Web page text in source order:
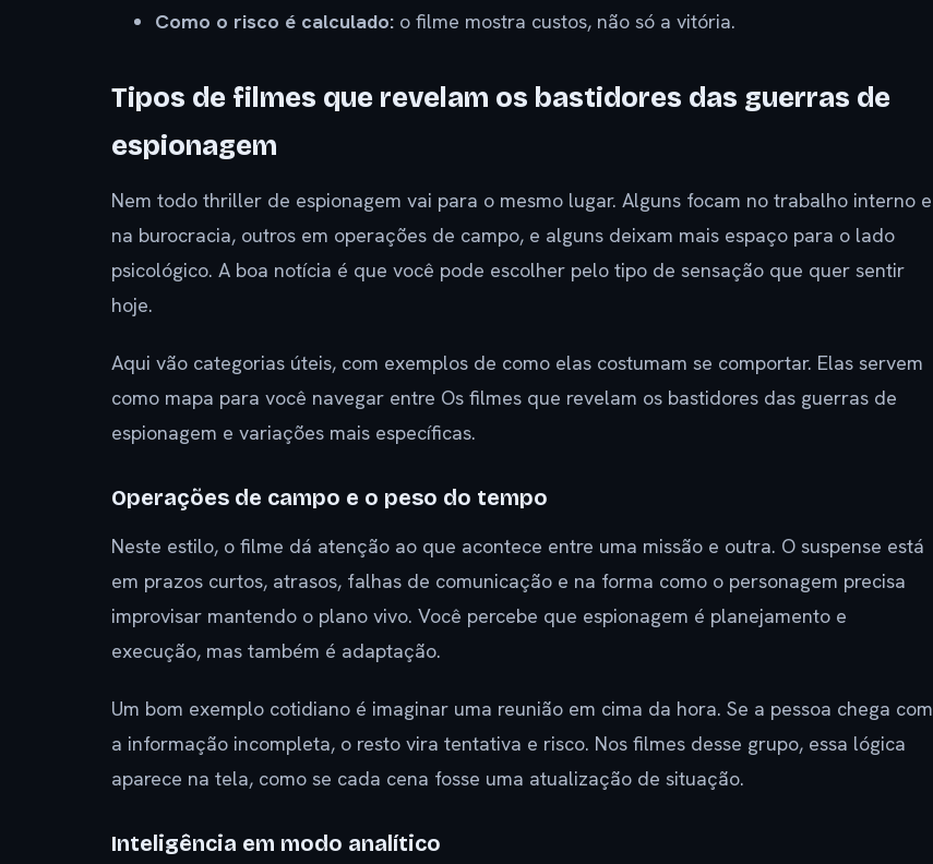
Como o risco é calculado: o filme mostra custos, não só a vitória.
Tipos de filmes que revelam os bastidores das guerras de
espionagem
Nem todo thriller de espionagem vai para o mesmo lugar. Alguns focam no trabalho interno e
na burocracia, outros em operações de campo, e alguns deixam mais espaço para o lado
psicológico. A boa notícia é que você pode escolher pelo tipo de sensação que quer sentir
hoje.
Aqui vão categorias úteis, com exemplos de como elas costumam se comportar. Elas servem
como mapa para você navegar entre Os filmes que revelam os bastidores das guerras de
espionagem e variações mais específicas.
Operações de campo e o peso do tempo
Neste estilo, o filme dá atenção ao que acontece entre uma missão e outra. O suspense está
em prazos curtos, atrasos, falhas de comunicação e na forma como o personagem precisa
improvisar mantendo o plano vivo. Você percebe que espionagem é planejamento e
execução, mas também é adaptação.
Um bom exemplo cotidiano é imaginar uma reunião em cima da hora. Se a pessoa chega com
a informação incompleta, o resto vira tentativa e risco. Nos filmes desse grupo, essa lógica
aparece na tela, como se cada cena fosse uma atualização de situação.
Inteligência em modo analítico